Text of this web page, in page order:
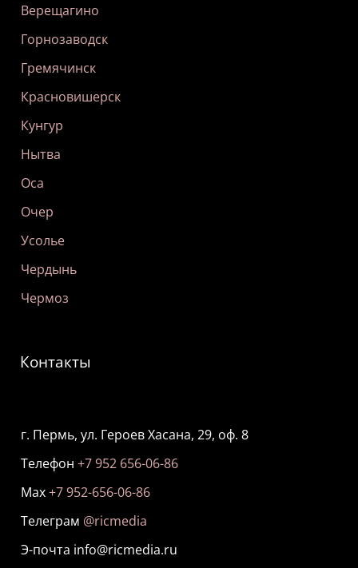
Верещагино
Горнозаводск
Гремячинск
Красновишерск
Кунгур
Нытва
Оса
Очер
Усолье
Чердынь
Чермоз
Контакты
г. Пермь, ул. Героев Хасана, 29, оф. 8
Телефон +7 952 656-06-86
Мах+7 952-656-06-86
Телеграм @ricmedia
Э-почта info@ricmedia.ru